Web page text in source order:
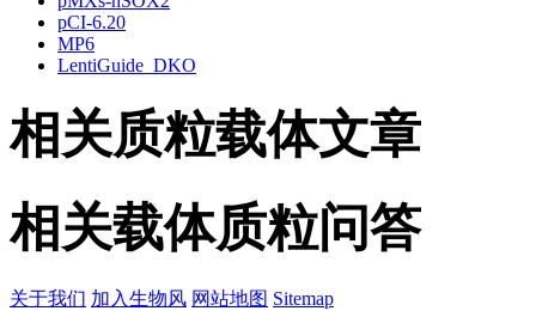
pCI-6.20
MP6
LentiGuide_DKO
相关质粒载体文章
相关载体质粒问答
关于我们 加入生物风 网站地图 Sitemap